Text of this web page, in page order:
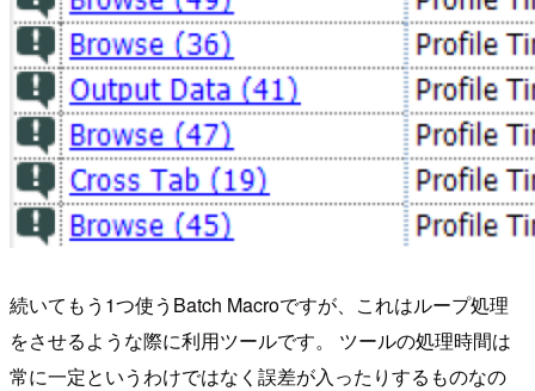
続いてもう1つ使うBatch Macroですが、これはループ処理
をさせるような際に利用ツールです。 ツールの処理時間は
常に一定というわけではなく誤差が入ったりするものなの